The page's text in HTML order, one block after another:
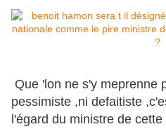
Que 'lon ne s'y meprenne
pessimiste ,ni defaitiste
l'égard du ministre de